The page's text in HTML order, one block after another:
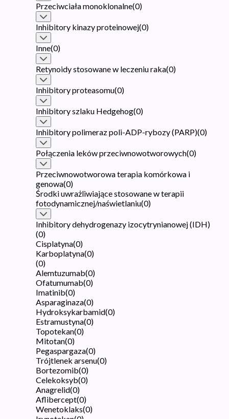
Przeciwciała monoklonalne(0)
Inhibitory kinazy proteinowej(0)
Inne(0)
Retynoidy stosowane w leczeniu raka(0)
Inhibitory proteasomu(0)
Inhibitory szlaku Hedgehog(0)
Inhibitory polimeraz poli-ADP-rybozy (PARP)(0)
Połączenia leków przeciwnowotworowych(0)
Przeciwnowotworowa terapia komórkowa i
genowa(0)
Środki uwrażliwiające stosowane w terapii
fotodynamicznej/naświetlaniu(0)
Inhibitory dehydrogenazy izocytrynianowej (IDH)
(0)
Cisplatyna(0)
Karboplatyna(0)
(0)
Alemtuzumab(0)
Ofatumumab(0)
Imatinib(0)
Asparaginaza(0)
Hydroksykarbamid(0)
Estramustyna(0)
Topotekan(0)
Mitotan(0)
Pegaspargaza(0)
Trójtlenek arsenu(0)
Bortezomib(0)
Celekoksyb(0)
Anagrelid(0)
Aflibercept(0)
Wenetoklaks(0)